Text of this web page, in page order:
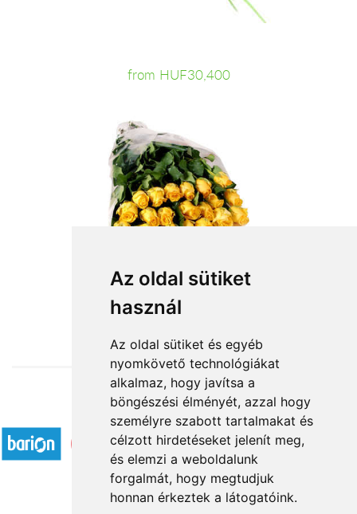
Az oldal sütiket
használ
Az oldal sütiket és egyéb
nyomkövető technológiákat
alkalmaz, hogy javítsa a
böngészési élményét, azzal hogy
személyre szabott tartalmakat és
célzott hirdetéseket jelenít meg,
és elemzi a weboldalunk
forgalmát, hogy megtudjuk
honnan érkeztek a látogatóink.
from HUF30,400
from HUF44,000
Accepted payment methods